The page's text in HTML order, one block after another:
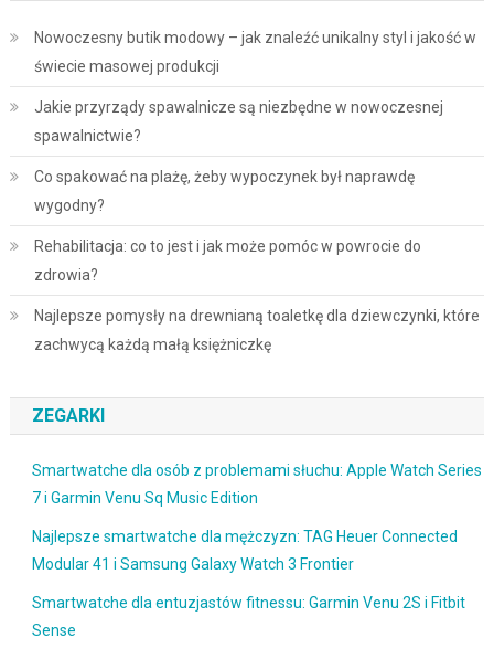
Nowoczesny butik modowy – jak znaleźć unikalny styl i jakość w
świecie masowej produkcji
Jakie przyrządy spawalnicze są niezbędne w nowoczesnej
spawalnictwie?
Co spakować na plażę, żeby wypoczynek był naprawdę
wygodny?
Rehabilitacja: co to jest i jak może pomóc w powrocie do
zdrowia?
Najlepsze pomysły na drewnianą toaletkę dla dziewczynki, które
zachwycą każdą małą księżniczkę
ZEGARKI
Smartwatche dla osób z problemami słuchu: Apple Watch Series
7 i Garmin Venu Sq Music Edition
Najlepsze smartwatche dla mężczyzn: TAG Heuer Connected
Modular 41 i Samsung Galaxy Watch 3 Frontier
Smartwatche dla entuzjastów fitnessu: Garmin Venu 2S i Fitbit
Sense